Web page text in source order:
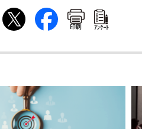
印刷 ｱﾝｹｰﾄ